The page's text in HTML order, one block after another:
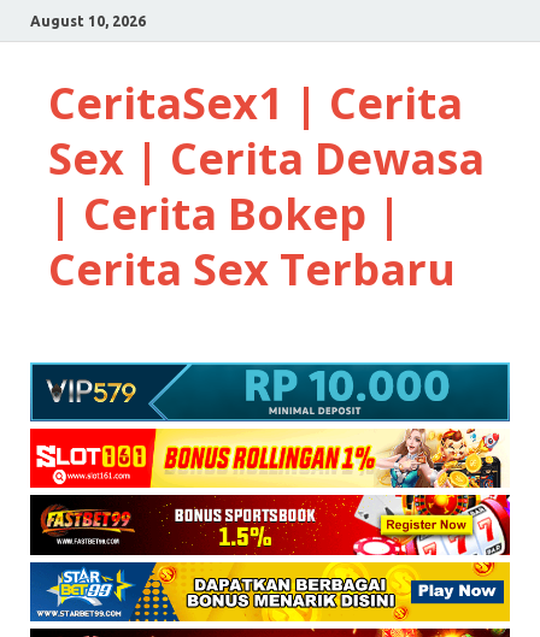
August 10, 2026
CeritaSex1 | Cerita
Sex | Cerita Dewasa
| Cerita Bokep |
Cerita Sex Terbaru